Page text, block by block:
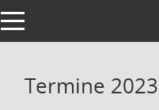
Toggle navigation
Termine 2023